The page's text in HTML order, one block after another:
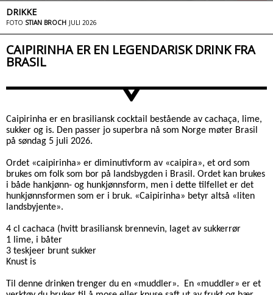
DRIKKE
FOTO STIAN BROCH JULI 2026
CAIPIRINHA ER EN LEGENDARISK DRINK FRA
BRASIL
>
Caipirinha er en brasiliansk cocktail bestående av cachaça, lime,
sukker og is. Den passer jo superbra nå som Norge møter Brasil
på søndag 5 juli 2026.
Ordet «caipirinha» er diminutivform av «caipira», et ord som
brukes om folk som bor på landsbygden i Brasil. Ordet kan brukes
i både hankjønn- og hunkjønnsform, men i dette tilfellet er det
hunkjønnsformen som er i bruk. «Caipirinha» betyr altså «liten
landsbyjente».
4 cl cachaca (hvitt brasiliansk brennevin, laget av sukkerrør
1 lime, i båter
3 teskjeer brunt sukker
Knust is
Til denne drinken trenger du en «muddler». En «muddler» er et